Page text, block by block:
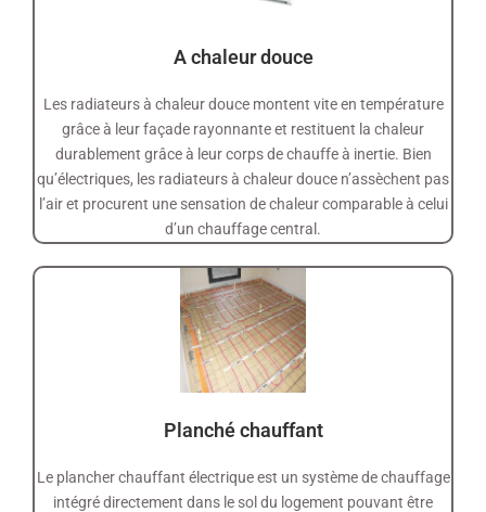
A chaleur douce
Les radiateurs à chaleur douce montent vite en température
grâce à leur façade rayonnante et restituent la chaleur
durablement grâce à leur corps de chauffe à inertie. Bien
qu’électriques, les radiateurs à chaleur douce n’assèchent pas
l’air et procurent une sensation de chaleur comparable à celui
d’un chauffage central.
Planché chauffant
Le plancher chauffant électrique est un système de chauffage
intégré directement dans le sol du logement pouvant être